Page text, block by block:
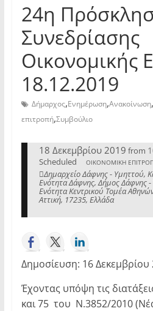
24η
Συνεδρίασης
Οικονομικής
18.12.2019
Δήμαρχος,Ενημέρωση,Ανακοίνωση,
επιτροπή,Συμβούλιο
18 Δεκεμβρίου 2019 from
Scheduled ΟΙΚΟΝΟΜΙΚΗ
Δημαρχείο Δάφνης - Υμηττού,
Ενότητα Δάφνης, Δήμος Δάφνης
Ενότητα Κεντρικού Τομέα
Αττική, 17235, Ελλάδα
Δημοσίευση: 16 Δεκεμβρίου
Έχοντας υπόψη τις
και 75 του Ν.3852/2010